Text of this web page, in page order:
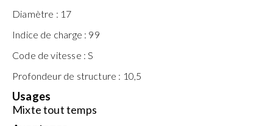
Diamètre : 17
Indice de charge : 99
Code de vitesse : S
Profondeur de structure : 10,5
Usages
Mixte tout temps